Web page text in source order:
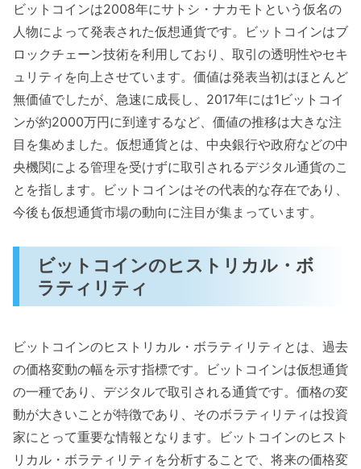
ビットコインは2008年にサトシ・ナカモトという仮名の
人物によって発表された仮想通貨です。ビットコインはブ
ロックチェーン技術を利用しており、取引の透明性やセキ
ュリティを向上させています。価値は発表当初はほとんど
無価値でしたが、急速に成長し、2017年には1ビットコイ
ンが約2000万円に到達するなど、価値の推移は大きな注
目を集めました。仮想通貨とは、中央銀行や政府などの中
央機関による管理を受けずに取引されるデジタル通貨のこ
とを指します。ビットコインはその代表的な存在であり、
今後も仮想通貨市場の動向に注目が集まっています。
ビットコインのヒストリカル・ボ
ラティリティ
ビットコインのヒストリカル・ボラティリティとは、過去
の価格変動の幅を示す指標です。ビットコインは仮想通貨
の一種であり、デジタルで取引される通貨です。価格の変
動が大きいことが特徴であり、そのボラティリティは投資
家にとって重要な情報となります。ビットコインのヒスト
リカル・ボラティリティを分析することで、将来の価格変